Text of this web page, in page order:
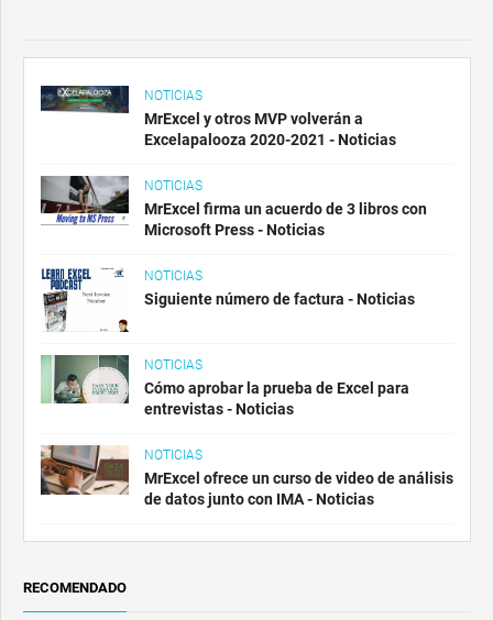
NOTICIAS
MrExcel y otros MVP volverán a
Excelapalooza 2020-2021 - Noticias
NOTICIAS
MrExcel firma un acuerdo de 3 libros con
Microsoft Press - Noticias
NOTICIAS
Siguiente número de factura - Noticias
NOTICIAS
Cómo aprobar la prueba de Excel para
entrevistas - Noticias
NOTICIAS
MrExcel ofrece un curso de video de análisis
de datos junto con IMA - Noticias
RECOMENDADO